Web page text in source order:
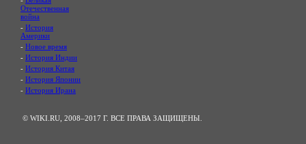
Отечественная
война
- История
Америки
- Новое время
- История Индии
- История Китая
- История Японии
- История Ирана
© WIKI.RU, 2008–2017 Г. ВСЕ ПРАВА ЗАЩИЩЕНЫ.